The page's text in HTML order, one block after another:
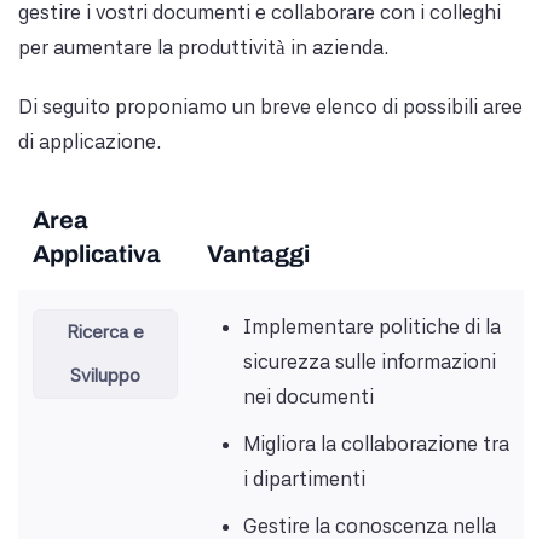
gestire i vostri documenti e collaborare con i colleghi
per aumentare la produttività in azienda.
Di seguito proponiamo un breve elenco di possibili aree
di applicazione.
Area
Applicativa
Vantaggi
Ricerca e
Sviluppo
Implementare politiche di la
sicurezza sulle informazioni
nei documenti
Migliora la collaborazione tra
i dipartimenti
Gestire la conoscenza nella